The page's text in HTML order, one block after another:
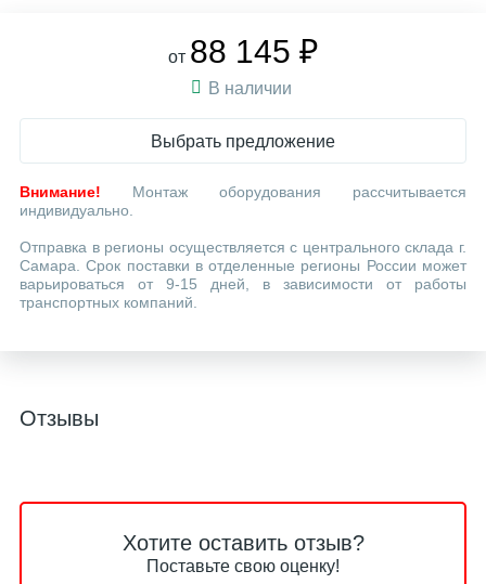
от 88 145 ₽
В наличии
Выбрать предложение
Внимание! Монтаж оборудования рассчитывается
индивидуально.
Отправка в регионы осуществляется с центрального склада г.
Самара. Срок поставки в отделенные регионы России может
варьироваться от 9-15 дней, в зависимости от работы
транспортных компаний.
Отзывы
Хотите оставить отзыв?
Поставьте свою оценку!